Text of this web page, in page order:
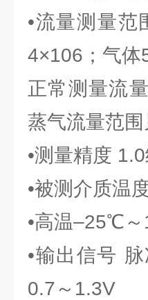
•流量测量范
4×106；气体
正常测量流
蒸气流量范
•测量精度
•被测介质温
•高温–25℃
•输出信号
0.7～1.3V